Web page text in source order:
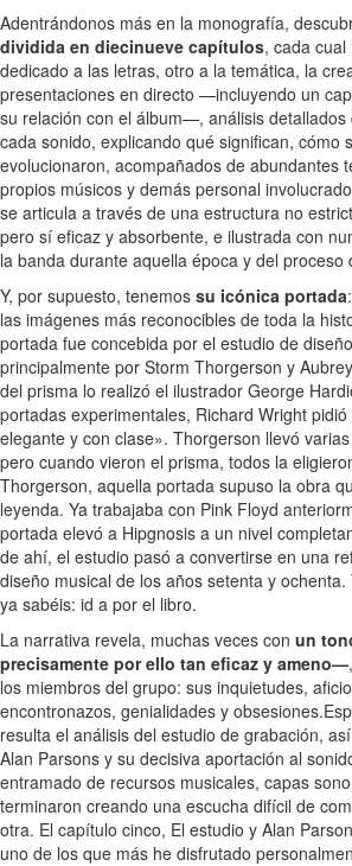
Adentrándonos más en la monografía,
dividida en diecinueve capítulos, cada
dedicado a las letras, otro a la temática, la
presentaciones en directo —incluyendo un
su relación con el álbum—, análisis detallados
cada sonido, explicando qué significan, cómo
evolucionaron, acompañados de abundantes
propios músicos y demás personal
se articula a través de una estructura no
pero sí eficaz y absorbente, e ilustrada con
la banda durante aquella época y del proceso
Y, por supuesto, tenemos su icónica portada
las imágenes más reconocibles de toda la
portada fue concebida por el estudio de
principalmente por Storm Thorgerson y
del prisma lo realizó el ilustrador George
portadas experimentales, Richard Wright
elegante y con clase». Thorgerson llevó
pero cuando vieron el prisma, todos la
Thorgerson, aquella portada supuso la obra
leyenda. Ya trabajaba con Pink Floyd
portada elevó a Hipgnosis a un nivel
de ahí, el estudio pasó a convertirse en una
diseño musical de los años setenta y ochenta.
ya sabéis: id a por el libro.
La narrativa revela, muchas veces con un
precisamente por ello tan eficaz y ameno—
los miembros del grupo: sus inquietudes,
encontronazos, genialidades y
resulta el análisis del estudio de grabación,
Alan Parsons y su decisiva aportación al
entramado de recursos musicales, capas
terminaron creando una escucha difícil de
otra. El capítulo cinco, El estudio y Alan
uno de los que más he disfrutado